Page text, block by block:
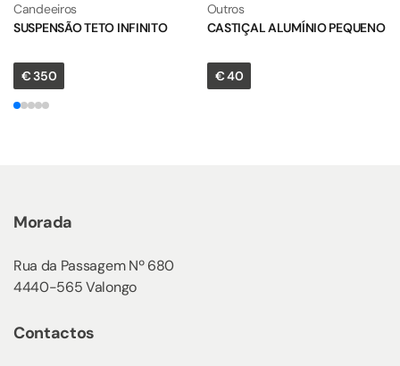
Candeeiros
SUSPENSÃO TETO INFINITO
€350
Outros
CASTIÇAL ALUMÍNIO PEQUENO
€40
Morada
Rua da Passagem Nº 680
4440-565 Valongo
Contactos